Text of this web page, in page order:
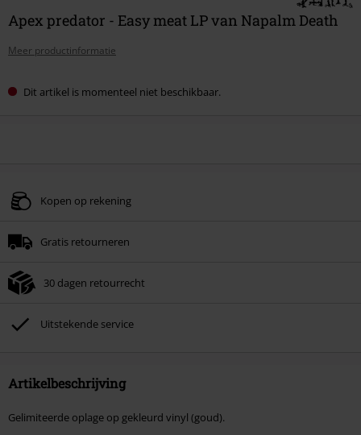
Apex predator - Easy meat LP van Napalm Death
Meer productinformatie
Dit artikel is momenteel niet beschikbaar.
Kopen op rekening
Gratis retourneren
30 dagen retourrecht
Uitstekende service
Artikelbeschrijving
Gelimiteerde oplage op gekleurd vinyl (goud).